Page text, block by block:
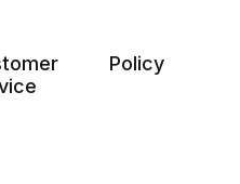
Policy